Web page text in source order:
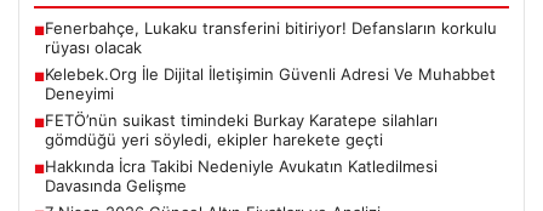
■Fenerbahçe, Lukaku transferini bitiriyor! Defansların korkulu
rüyası olacak
■Kelebek.Org İle Dijital İletişimin Güvenli Adresi Ve Muhabbet
Deneyimi
■FETÖ’nün suikast timindeki Burkay Karatepe silahları
gömdüğü yeri söyledi, ekipler harekete geçti
■Hakkında İcra Takibi Nedeniyle Avukatın Katledilmesi
Davasında Gelişme